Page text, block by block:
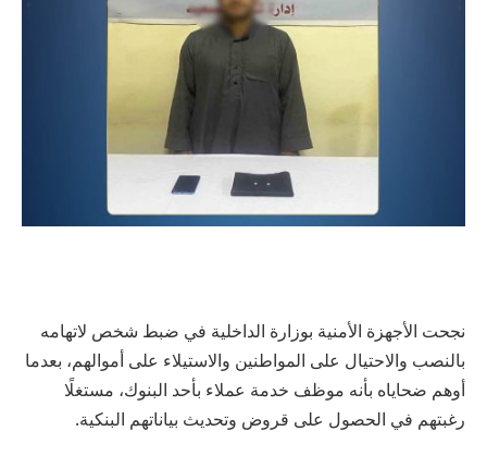
نجحت الأجهزة الأمنية بوزارة الداخلية في ضبط شخص لاتهامه
بالنصب والاحتيال على المواطنين والاستيلاء على أموالهم، بعدما
أوهم ضحاياه بأنه موظف خدمة عملاء بأحد البنوك، مستغلًا
رغبتهم في الحصول على قروض وتحديث بياناتهم البنكية.